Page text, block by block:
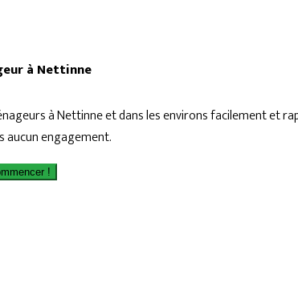
à Nettinne
à Nettinne et dans les environs facilement et
aucun engagement.
!